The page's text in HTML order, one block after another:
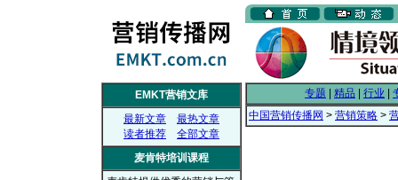
EMKT营销文库
最新文章
最热文章
读者推荐
全部文章
麦肯特培训课程
专题 精品 行业
中国营销传播网 > 营销策略 >